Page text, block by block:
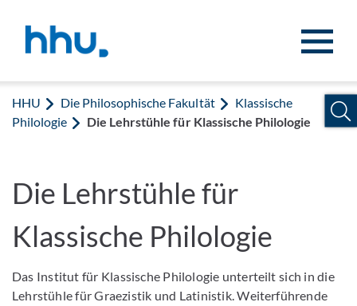
HHU Die Philosophische Fakultät
Klassische
Philologie
Die Lehrstühle für Klassische Philologie
Die Lehrstühle für
Klassische Philologie
Das Institut für Klassische Philologie unterteilt sich in die
Lehrstühle für Graezistik und Latinistik. Weiterführende